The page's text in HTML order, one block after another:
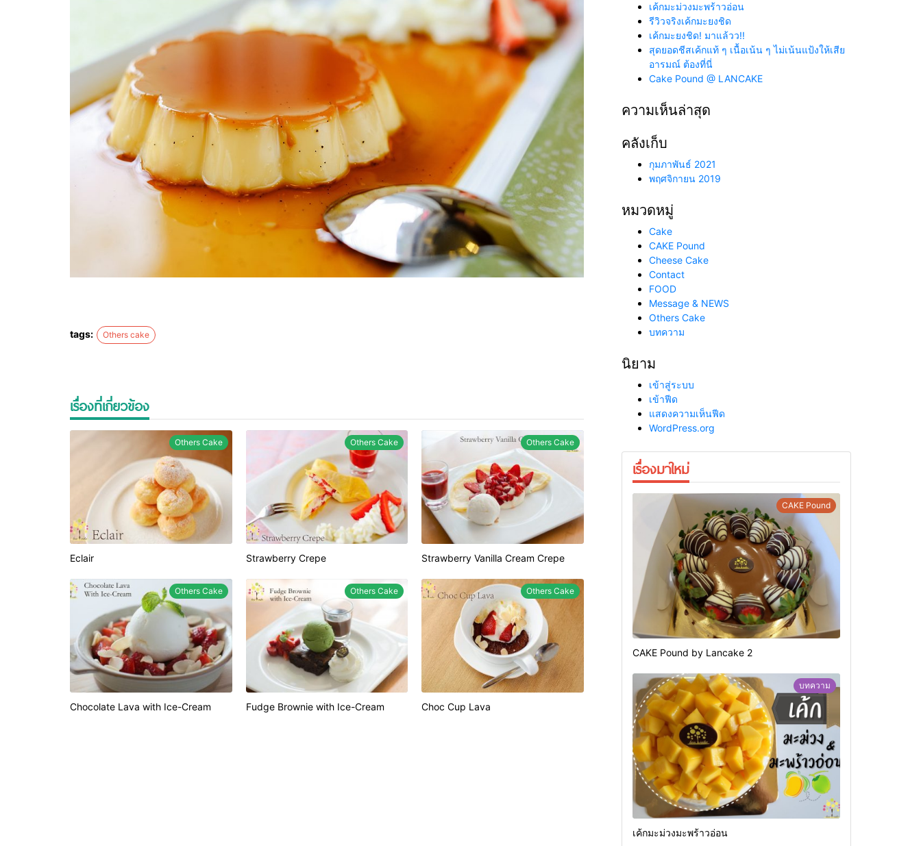
tags: Others cake
เรื่องที่เกี่ยวข้อง
Others Cake
Eclair
Others Cake
Strawberry Crepe
Others Cake
Strawberry Vanilla Cream Crepe
Others Cake
Chocolate Lava with Ice-Cream
Others Cake
Fudge Brownie with Ice-Cream
Others Cake
Choc Cup Lava
เค้กมะม่วงมะพร้าวอ่อน
รีวิวจริงเค้กมะยงชิด
เค้กมะยงชิด! มาแล้วว!!
สุดยอดชีสเค้กแท้ ๆ เนื้อเน้น ๆ ไม่เน้นแป้งให้เสีย
อารมณ์ ต้องที่นี่
Cake Pound @ LANCAKE
ความเห็นล่าสุด
คลังเก็บ
กุมภาพันธ์ 2021
พฤศจิกายน 2019
หมวดหมู่
Cake
CAKE Pound
Cheese Cake
Contact
FOOD
Message & NEWS
Others Cake
บทความ
นิยาม
เข้าสู่ระบบ
เข้าฟีด
แสดงความเห็นฟีด
WordPress.org
เรื่องมาใหม่
CAKE Pound
CAKE Pound by Lancake 2
บทความ
เค้กมะม่วงมะพร้าวอ่อน